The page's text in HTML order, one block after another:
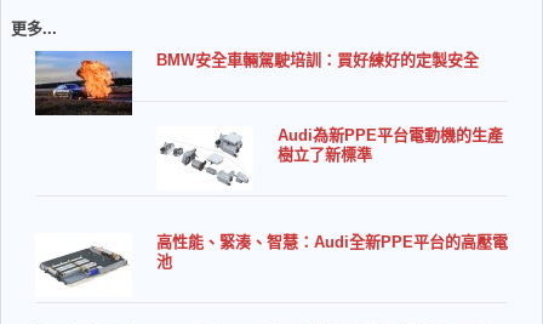
更多...
BMW安全車輛駕駛培訓：買好練好的定製安全
Audi為新PPE平台電動機的生產
樹立了新標準
高性能、緊湊、智慧：Audi全新PPE平台的高壓電
池